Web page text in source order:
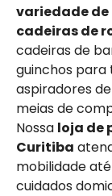
variedade
cadeiras de
cadeiras de
guinchos
aspiradores
meias de
Nossa loja de
Curitiba
mobilidade
cuidados